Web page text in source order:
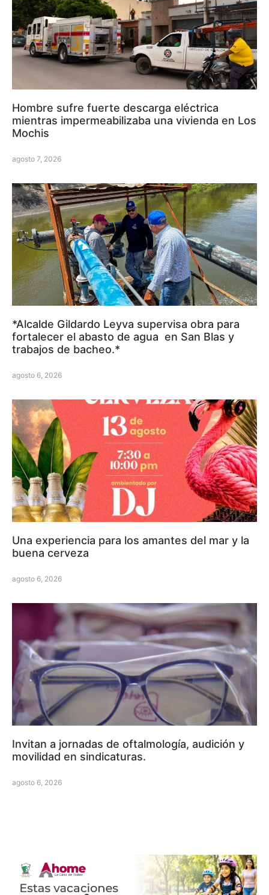
Hombre sufre fuerte descarga eléctrica
mientras impermeabilizaba una vivienda en Los
Mochis
agosto 7, 2026
*Alcalde Gildardo Leyva supervisa obra para
fortalecer el abasto de agua en San Blas y
trabajos de bacheo.*
agosto 6, 2026
Una experiencia para los amantes del mar y la
buena cerveza
agosto 6, 2026
Invitan a jornadas de oftalmología, audición y
movilidad en sindicaturas.
agosto 6, 2026